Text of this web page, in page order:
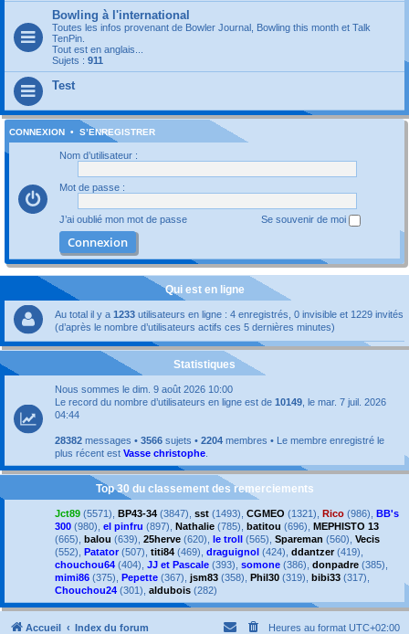
Bowling à l'international
Toutes les infos provenant de Bowler Journal, Bowling this month et Talk
TenPin.
Tout est en anglais...
Sujets : 911
Test
CONNEXION • S’ENREGISTRER
Nom d’utilisateur :
Mot de passe :
J’ai oublié mon mot de passe Se souvenir de moi
Qui est en ligne
Au total il y a 1233 utilisateurs en ligne : 4 enregistrés, 0 invisible et 1229 invités
(d’après le nombre d’utilisateurs actifs ces 5 dernières minutes)
Statistiques
Nous sommes le dim. 9 août 2026 10:00
Le record du nombre d’utilisateurs en ligne est de 10149 , le mar. 7 juil. 2026
04:44
28382 messages • 3566 sujets • 2204 membres • Le membre enregistré le
plus récent est Vasse christophe
Top 30 du classement des remerciements
Jct89 (5571), BP43-34 (3847), sst (1493), CGMEO (1321), Rico (986), BB's
300 (980), el pinfru (897), Nathalie (785), batitou (696), MEPHISTO 13
(665), balou (639), 25herve (620), le troll (565), Spareman (560), Vecis
(552), Patator (507), titi84 (469), draguignol (424), ddantzer(419),
chouchou64 (404), JJ et Pascale (393), somone (386), donpadre (385),
mimi86 (375), Pepette (367), jsm83 (358), Phil30 (319), bibi33 (317),
Chouchou24 (301), aldubois (282)
Accueil Index du forum Heures au format UTC+02:00